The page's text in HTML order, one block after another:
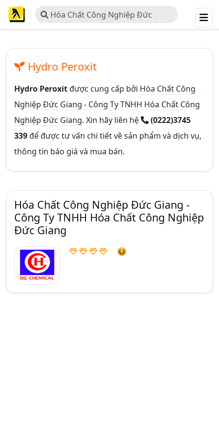
Hóa Chất Công Nghiệp Đức
Giang - Công Ty TNHH Hóa Chất
Hydro Peroxit
Hydro Peroxitđược cung cấp bởi Hóa Chất Công
Nghiệp Đức Giang - Công Ty TNHH Hóa Chất Công
Nghiệp Đức Giang. Xin hãy liên hệ
(0222)3745
339để được tư vấn chi tiết về sản phẩm và dịch vụ,
thông tin báo giá và mua bán.
Hóa Chất Công Nghiệp Đức Giang -
Công Ty TNHH Hóa Chất Công Nghiệp
Đức Giang